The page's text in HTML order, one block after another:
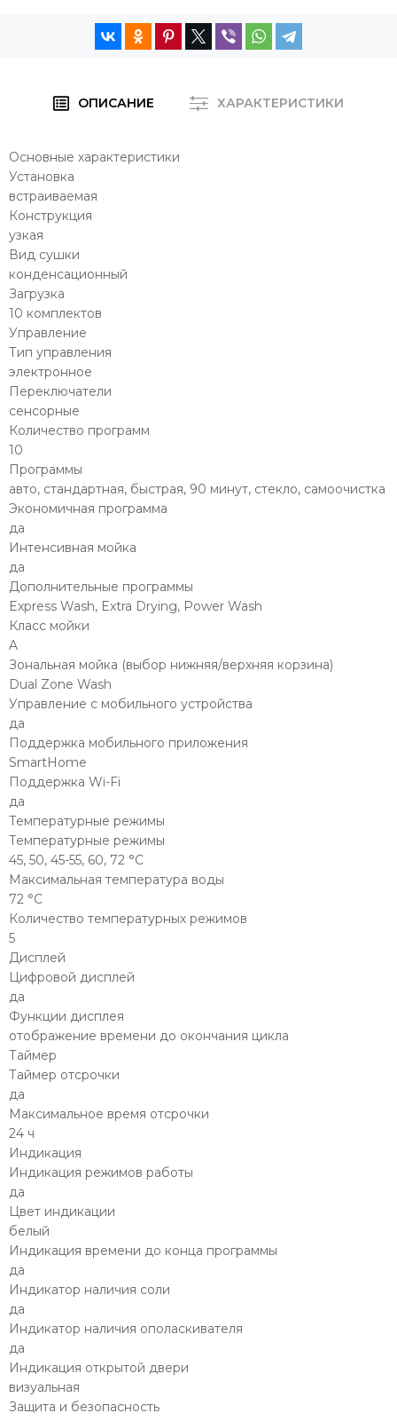
ОПИСАНИЕ ХАРАКТЕРИСТИКИ
Основные характеристики
Установка
встраиваемая
Конструкция
узкая
Вид сушки
конденсационный
Загрузка
10 комплектов
Управление
Тип управления
электронное
Переключатели
сенсорные
Количество программ
10
Программы
авто, стандартная, быстрая, 90 минут, стекло, самоочистка
Экономичная программа
да
Интенсивная мойка
да
Дополнительные программы
Express Wash, Extra Drying, Power Wash
Класс мойки
A
Зональная мойка (выбор нижняя/верхняя корзина)
Dual Zone Wash
Управление c мобильного устройства
да
Поддержка мобильного приложения
SmartHome
Поддержка Wi-Fi
да
Температурные режимы
Температурные режимы
45, 50, 45-55, 60, 72 °С
Максимальная температура воды
72 °С
Количество температурных режимов
5
Дисплей
Цифровой дисплей
да
Функции дисплея
отображение времени до окончания цикла
Таймер
Таймер отсрочки
да
Максимальное время отсрочки
24 ч
Индикация
Индикация режимов работы
да
Цвет индикации
белый
Индикация времени до конца программы
да
Индикатор наличия соли
да
Индикатор наличия ополаскивателя
да
Индикация открытой двери
визуальная
Защита и безопасность